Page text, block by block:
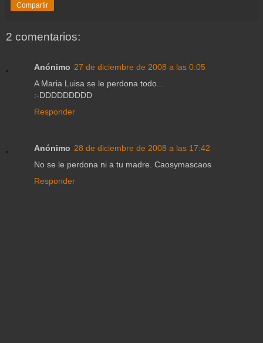
Compartir
2 comentarios:
Anónimo 27 de diciembre de 2008 a las 0:05
A Maria Luisa se le perdona todo...
:-DDDDDDDDD
Responder
Anónimo 28 de diciembre de 2008 a las 17:42
No se le perdona ni a tu madre. Caosymascaos
Responder